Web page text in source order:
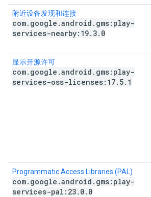
附近设备发现和连接
com. google .android . gms:play-
services-nearby:19. 3. 0
显示开源许可
com. google .android . gms:play-
services-oss-licenses:17. 5. 1
Programmatic Access Libraries (PAL)
com. google .android . gms:play-
services-pal:23. 0. 0